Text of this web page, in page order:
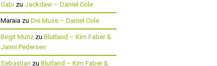
Gabi zu Jackdaw – Daniel Cole
Maraia zu Die Muse – Daniel Cole
Birgit Münz zu Blutland – Kim Faber &
Janni Pedersen
Sebastian zu Blutland – Kim Faber &